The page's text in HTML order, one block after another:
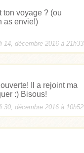
ton voyage ? (ou
as envie!)
14, décembre 2016 à 21h33
Il a rejoint ma
:) Bisous!
30, décembre 2016 à 10h52